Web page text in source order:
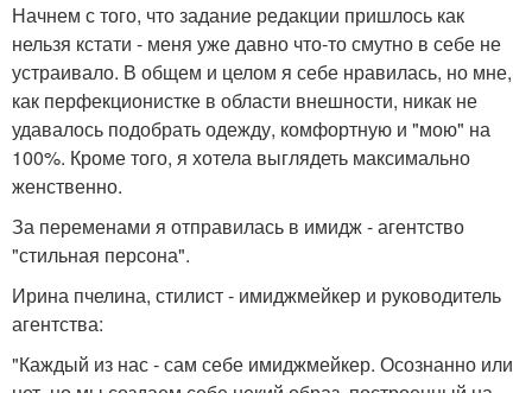
Начнем с того, что задание редакции пришлось как
нельзя кстати - меня уже давно что-то смутно в себе не
устраивало. В общем и целом я себе нравилась, но мне,
как перфекционистке в области внешности, никак не
удавалось подобрать одежду, комфортную и "мою" на
100%. Кроме того, я хотела выглядеть максимально
женственно.
За переменами я отправилась в имидж - агентство
"стильная персона".
Ирина пчелина, стилист - имиджмейкер и руководитель
агентства:
"Каждый из нас - сам себе имиджмейкер. Осознанно или